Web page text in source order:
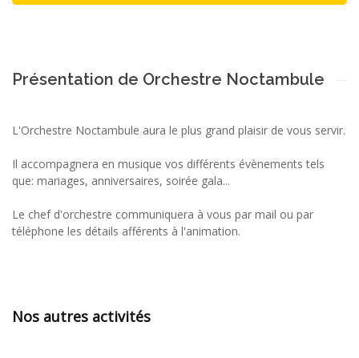
Présentation de Orchestre Noctambule
L'Orchestre Noctambule aura le plus grand plaisir de vous servir.
Il accompagnera en musique vos différents évènements tels
que: mariages, anniversaires, soirée gala...
Le chef d'orchestre communiquera à vous par mail ou par
téléphone les détails afférents à l'animation.
Nos autres activités